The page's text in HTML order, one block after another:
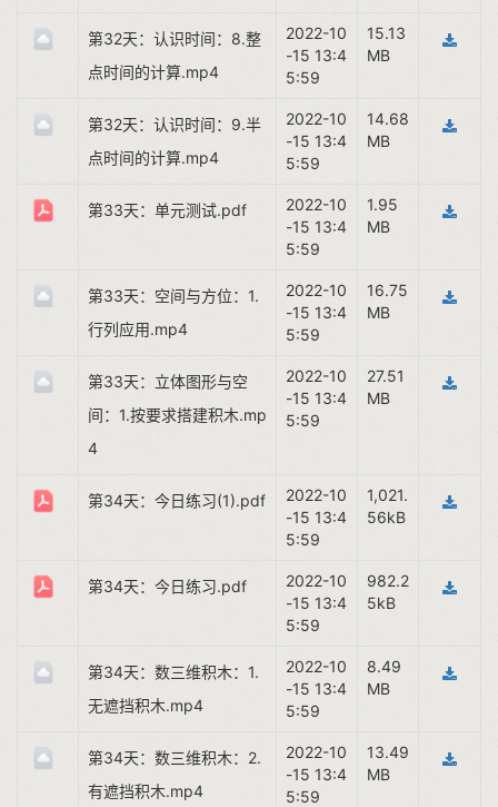
第32天：认识时间：8.整
点时间的计算.mp4
2022-10
-15 13:4
5:59
15.13
MB
第32天：认识时间：9.半
点时间的计算.mp4
2022-10
-15 13:4
5:59
14.68
MB
第33天：单元测试.pdf
2022-10
-15 13:4
5:59
1.95
MB
第33天：空间与方位：1.
行列应用.mp4
2022-10
-15 13:4
5:59
16.75
MB
第33天：立体图形与空
间：1.按要求搭建积木.mp
4
2022-10
-15 13:4
5:59
27.51
MB
第34天：今日练习(1).pdf
2022-10
-15 13:4
5:59
1,021.
56kB
第34天：今日练习.pdf
2022-10
-15 13:4
5:59
982.2
5kB
第34天：数三维积木：1.
无遮挡积木.mp4
2022-10
-15 13:4
5:59
8.49
MB
第34天：数三维积木：2.
有遮挡积木.mp4
2022-10
-15 13:4
5:59
13.49
MB